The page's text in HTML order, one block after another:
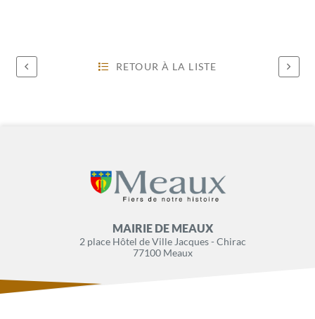
RETOUR À LA LISTE
MAIRIE DE MEAUX
2 place Hôtel de Ville Jacques - Chirac
77100 Meaux